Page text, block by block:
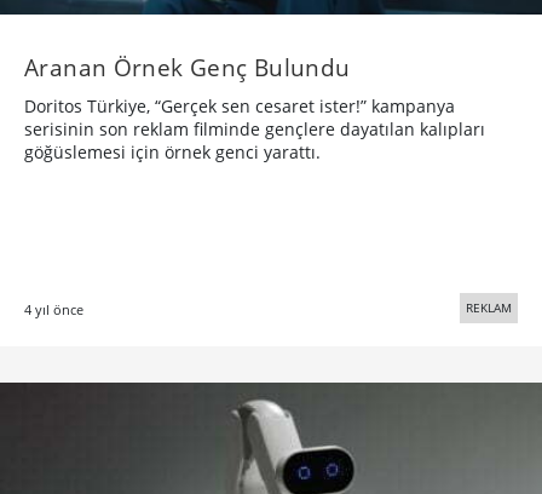
Aranan Örnek Genç Bulundu
Doritos Türkiye, “Gerçek sen cesaret ister!” kampanya
serisinin son reklam filminde gençlere dayatılan kalıpları
göğüslemesi için örnek genci yarattı.
4 yıl önce REKLAM